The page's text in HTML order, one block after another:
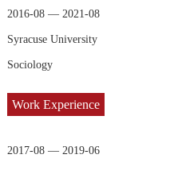
2016-08 — 2021-08
Syracuse University
Sociology
Work Experience
2017-08 — 2019-06